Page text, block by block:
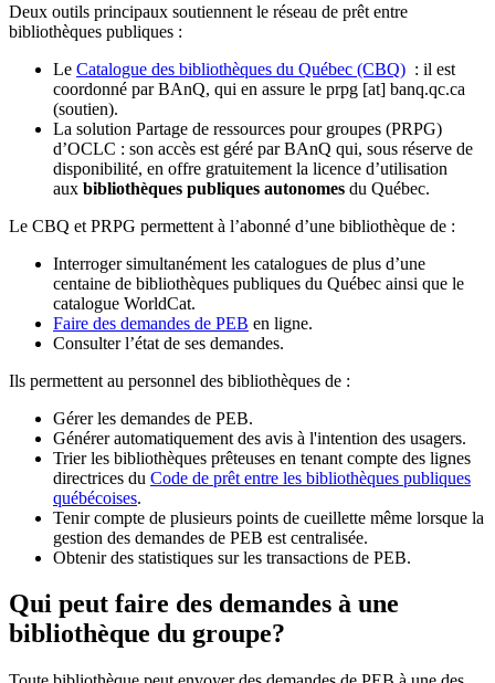
Deux outils principaux soutiennent le réseau de prêt entre
bibliothèques publiques :
Le Catalogue des bibliothèques du Québec (CBQ) : il est
coordonné par BAnQ, qui en assure le prpg [at] banq.qc.ca
(soutien).
La solution Partage de ressources pour groupes (PRPG)
d’OCLC : son accès est géré par BAnQ qui, sous réserve de
disponibilité, en offre gratuitement la licence d’utilisation
aux bibliothèques publiques autonomes du Québec.
Le CBQ et PRPG permettent à l’abonné d’une bibliothèque de :
Interroger simultanément les catalogues de plus d’une
centaine de bibliothèques publiques du Québec ainsi que le
catalogue WorldCat.
Faire des demandes de PEB en ligne.
Consulter l’état de ses demandes.
Ils permettent au personnel des bibliothèques de :
Gérer les demandes de PEB.
Générer automatiquement des avis à l'intention des usagers.
Trier les bibliothèques prêteuses en tenant compte des lignes
directrices du Code de prêt entre les bibliothèques publiques
québécoises.
Tenir compte de plusieurs points de cueillette même lorsque la
gestion des demandes de PEB est centralisée.
Obtenir des statistiques sur les transactions de PEB.
Qui peut faire des demandes à une
bibliothèque du groupe?